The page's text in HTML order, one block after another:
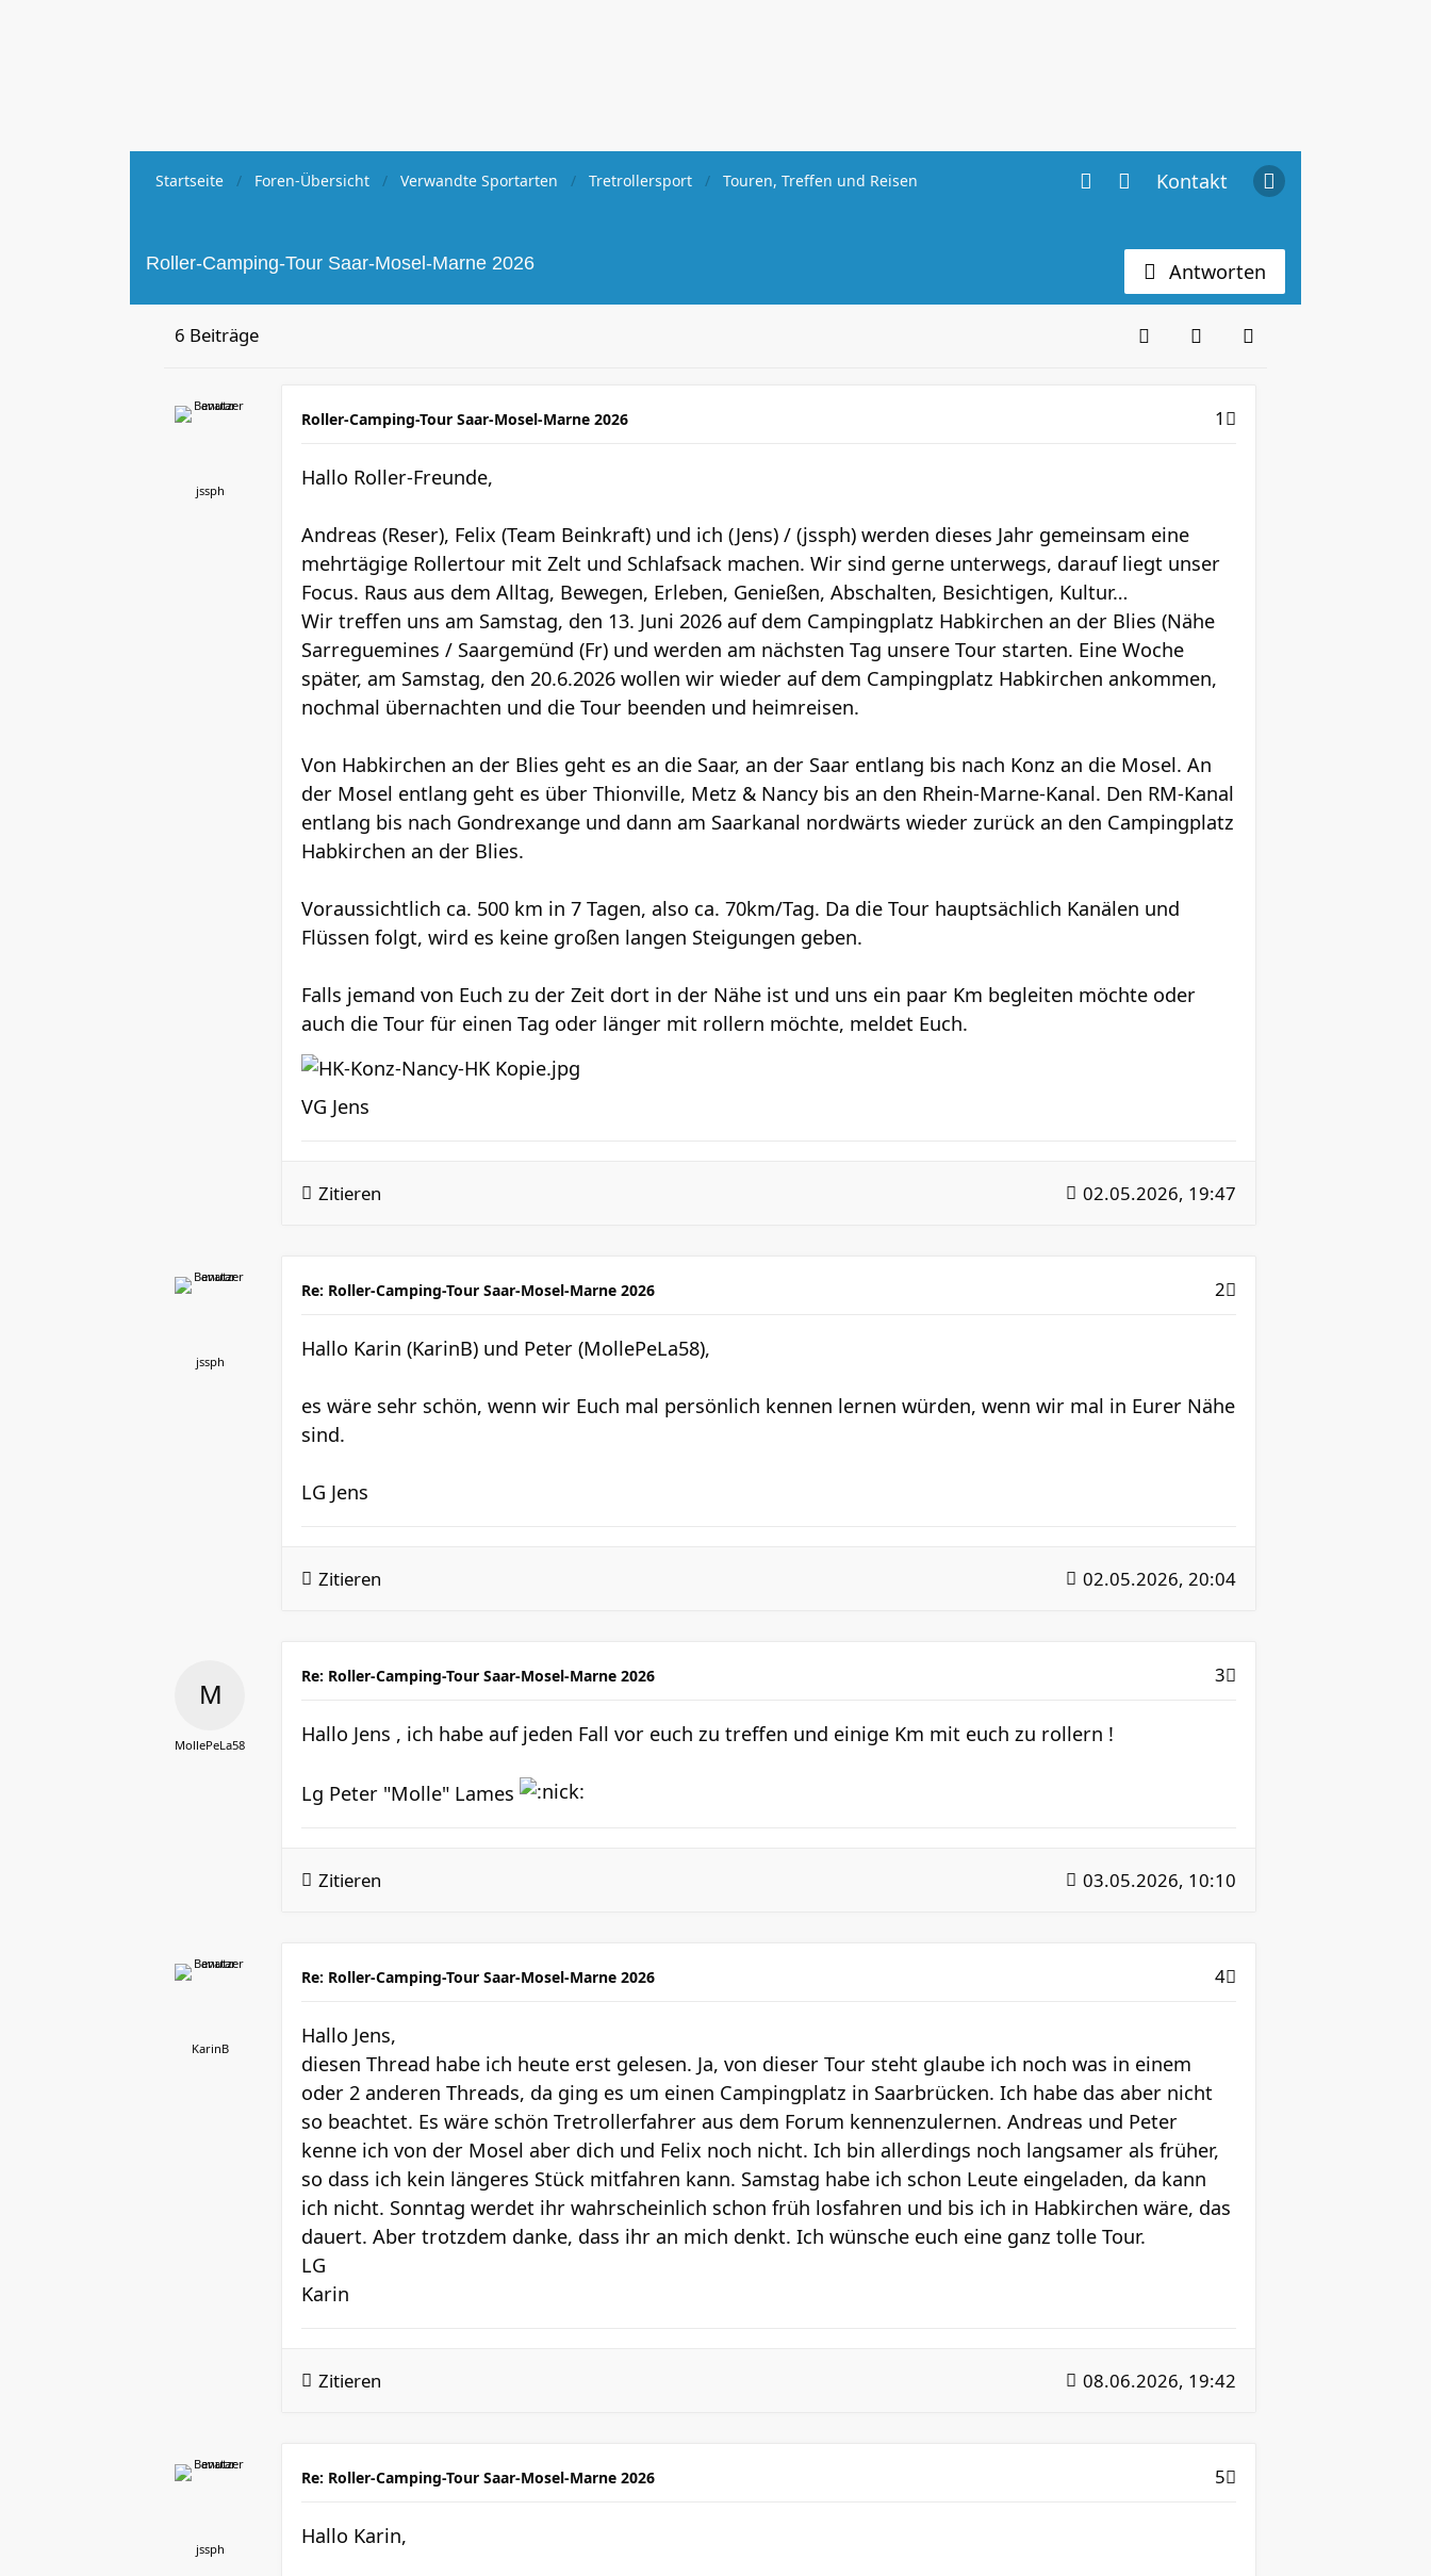
Kontakt
Startseite Foren-Übersicht Verwandte Sportarten Tretrollersport Touren, Treffen und Reisen
Roller-Camping-Tour Saar-Mosel-Marne 2026 Antworten
6 Beiträge
jssph
Roller-Camping-Tour Saar-Mosel-Marne 2026 1
Hallo Roller-Freunde,
Andreas (Reser), Felix (Team Beinkraft) und ich (Jens) / (jssph) werden dieses Jahr gemeinsam eine
mehrtägige Rollertour mit Zelt und Schlafsack machen. Wir sind gerne unterwegs, darauf liegt unser
Focus. Raus aus dem Alltag, Bewegen, Erleben, Genießen, Abschalten, Besichtigen, Kultur…
Wir treffen uns am Samstag, den 13. Juni 2026 auf dem Campingplatz Habkirchen an der Blies (Nähe
Sarreguemines / Saargemünd (Fr) und werden am nächsten Tag unsere Tour starten. Eine Woche
später, am Samstag, den 20.6.2026 wollen wir wieder auf dem Campingplatz Habkirchen ankommen,
nochmal übernachten und die Tour beenden und heimreisen.
Von Habkirchen an der Blies geht es an die Saar, an der Saar entlang bis nach Konz an die Mosel. An
der Mosel entlang geht es über Thionville, Metz & Nancy bis an den Rhein-Marne-Kanal. Den RM-Kanal
entlang bis nach Gondrexange und dann am Saarkanal nordwärts wieder zurück an den Campingplatz
Habkirchen an der Blies.
Voraussichtlich ca. 500 km in 7 Tagen, also ca. 70km/Tag. Da die Tour hauptsächlich Kanälen und
Flüssen folgt, wird es keine großen langen Steigungen geben.
Falls jemand von Euch zu der Zeit dort in der Nähe ist und uns ein paar Km begleiten möchte oder
auch die Tour für einen Tag oder länger mit rollern möchte, meldet Euch.
VG Jens
Zitieren 02.05.2026, 19:47
jssph
Re: Roller-Camping-Tour Saar-Mosel-Marne 2026 2
Hallo Karin (KarinB) und Peter (MollePeLa58),
es wäre sehr schön, wenn wir Euch mal persönlich kennen lernen würden, wenn wir mal in Eurer Nähe
sind.
LG Jens
Zitieren 02.05.2026, 20:04
MollePeLa58
Re: Roller-Camping-Tour Saar-Mosel-Marne 2026 3
Hallo Jens , ich habe auf jeden Fall vor euch zu treffen und einige Km mit euch zu rollern !
Lg Peter "Molle" Lames
Zitieren 03.05.2026, 10:10
KarinB
Re: Roller-Camping-Tour Saar-Mosel-Marne 2026 4
Hallo Jens,
diesen Thread habe ich heute erst gelesen. Ja, von dieser Tour steht glaube ich noch was in einem
oder 2 anderen Threads, da ging es um einen Campingplatz in Saarbrücken. Ich habe das aber nicht
so beachtet. Es wäre schön Tretrollerfahrer aus dem Forum kennenzulernen. Andreas und Peter
kenne ich von der Mosel aber dich und Felix noch nicht. Ich bin allerdings noch langsamer als früher,
so dass ich kein längeres Stück mitfahren kann. Samstag habe ich schon Leute eingeladen, da kann
ich nicht. Sonntag werdet ihr wahrscheinlich schon früh losfahren und bis ich in Habkirchen wäre, das
dauert. Aber trotzdem danke, dass ihr an mich denkt. Ich wünsche euch eine ganz tolle Tour.
LG
Karin
Zitieren 08.06.2026, 19:42
jssph
Re: Roller-Camping-Tour Saar-Mosel-Marne 2026 5
Hallo Karin,